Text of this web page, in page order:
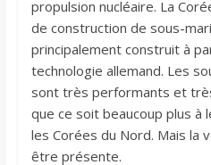
propulsion nucléaire. La
de construction de sous-
principalement construit à
technologie allemand. Les
sont très performants et
que ce soit beaucoup plus à
les Corées du Nord. Mais la
être présente.